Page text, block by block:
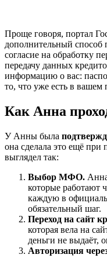
Проще говоря, портал
дополнительный способ
согласие на обработку
передачу данных
информацию о вас:
то, что уже есть в
Как Анна
У Анны была
она сделала это ещё при
выглядел так:
Выбор МФО.
которые работают
каждую в
обязательный шаг.
Переход на сайт
которая вела на
деньги не выдаёт,
Авторизация